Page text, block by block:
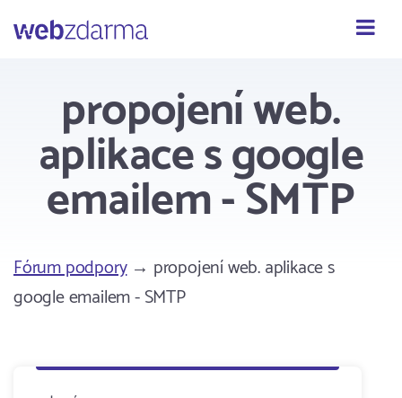
Webzdarma
propojení web.
aplikace s google
emailem - SMTP
Fórum podpory→ propojení web. aplikace s
google emailem - SMTP